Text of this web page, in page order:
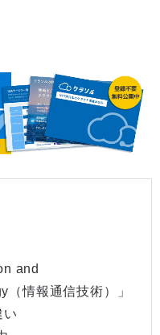
and
情報通信技術）」
い